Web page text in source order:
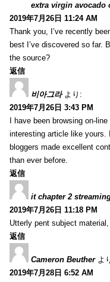
extra virgin avocado
2019年7月26日 11:24 AM
Thank you, I’ve recently
best I’ve discovered so far.
the source?
返信
비아그라 より:
2019年7月26日 3:43 PM
I have been browsing on-
interesting article like yours.
bloggers made excellent
than ever before.
返信
it chapter 2
2019年7月26日 11:18 PM
Utterly pent subject
返信
Cameron Beuther よ
2019年7月28日 6:52 AM